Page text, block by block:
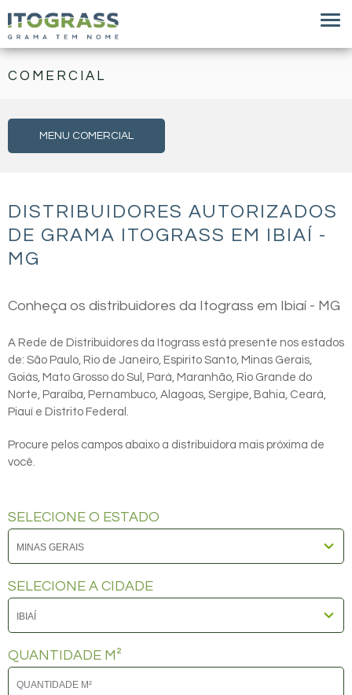
COMERCIAL
MENU COMERCIAL
DISTRIBUIDORES AUTORIZADOS
DE GRAMA ITOGRASS EM IBIAÍ -
MG
Conheça os distribuidores da Itograss em Ibiaí - MG
A Rede de Distribuidores da Itograss está presente nos estados
de: São Paulo, Rio de Janeiro, Espirito Santo, Minas Gerais,
Goiás, Mato Grosso do Sul, Pará, Maranhão, Rio Grande do
Norte, Paraíba, Pernambuco, Alagoas, Sergipe, Bahia, Ceará,
Piauí e Distrito Federal.
Procure pelos campos abaixo a distribuidora mais próxima de
você.
SELECIONE O ESTADO
SELECIONE A CIDADE
QUANTIDADE M²